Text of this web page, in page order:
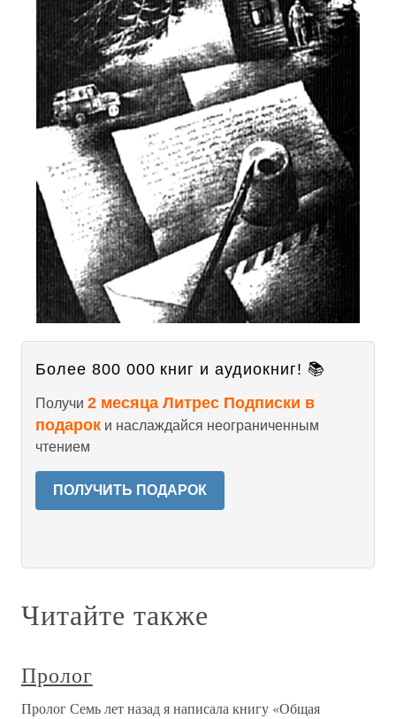
Более 800 000 книг и аудиокниг! 📚
Получи 2 месяца Литрес Подписки в
подарок и наслаждайся неограниченным
чтением
ПОЛУЧИТЬ ПОДАРОК
Читайте также
Пролог
Пролог Семь лет назад я написала книгу «Общая